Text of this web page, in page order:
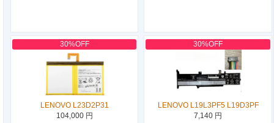
30%OFF
LENOVO L23D2P31
104,000 円
30%OFF
LENOVO L19L3PF5 L19D3PF
7,140 円